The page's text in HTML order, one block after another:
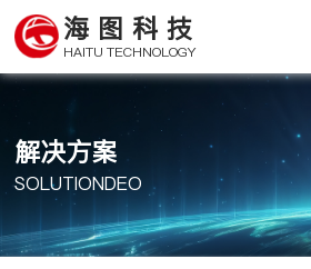
海图科技
HAITU TECHNOLOGY
解决方案
SOLUTIONDEO